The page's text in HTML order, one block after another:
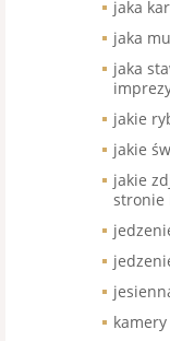
jaka
jaka
jaka
jakie
jakie
jakie
stronie